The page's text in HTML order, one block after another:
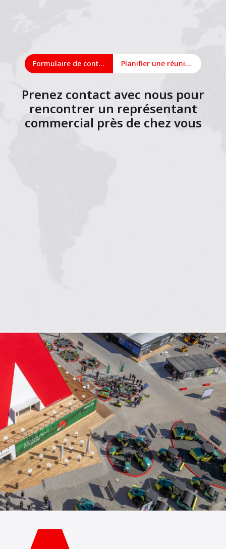
Formulaire de contact Planifier une réunion en ligne
Prenez contact avec nous pour
rencontrer un représentant
commercial près de chez vous